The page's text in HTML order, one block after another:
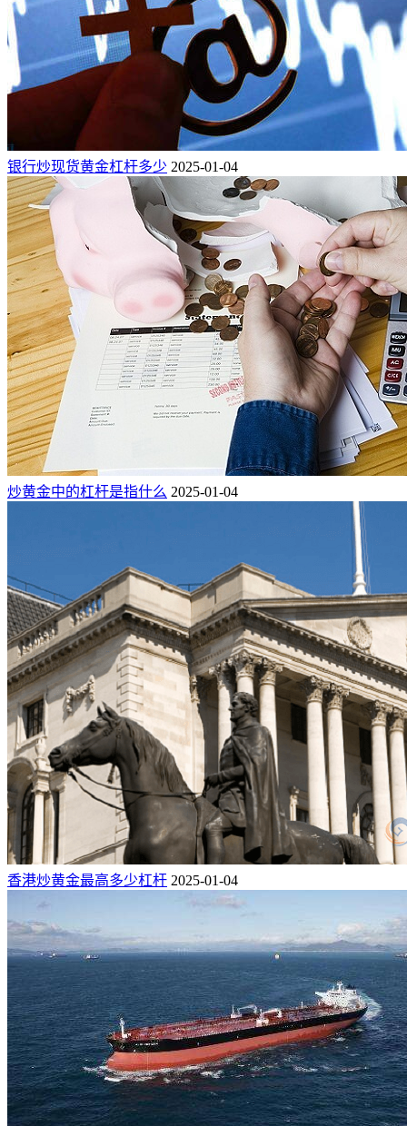
银行炒现货黄金杠杆多少 2025-01-04
炒黄金中的杠杆是指什么 2025-01-04
香港炒黄金最高多少杠杆 2025-01-04